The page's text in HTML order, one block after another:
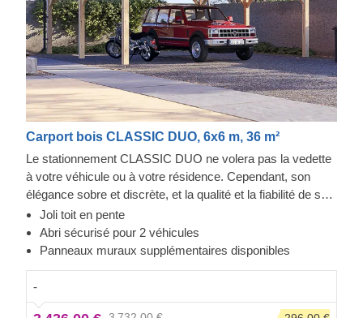
Carport bois CLASSIC DUO, 6x6 m, 36 m²
Le stationnement CLASSIC DUO ne volera pas la vedette
à votre véhicule ou à votre résidence. Cependant, son
élégance sobre et discrète, et la qualité et la fiabilité de sa
construction font toute la différence. Vous aurez un accès
facile aux deux côtés de vos voitures pour l'entretien ou la
réparation, tout en conservant de l'espace pour du
des panneaux muraux additionnel, pour fermer un ou deux
Joli toit en pente
Abri sécurisé pour 2 véhicules
Panneaux muraux supplémentaires disponibles
-